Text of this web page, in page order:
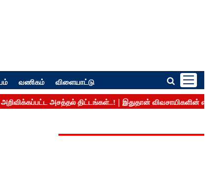
வணிகம் விளையாட்டு